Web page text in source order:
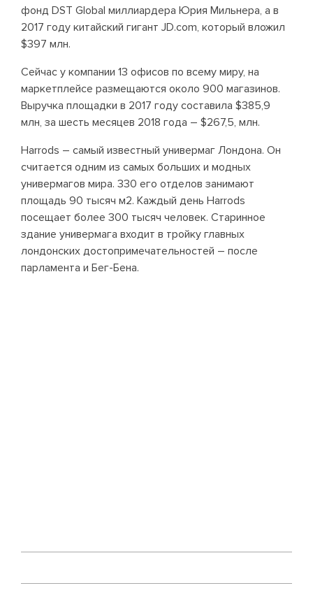
фонд DST Global миллиардера Юрия Мильнера, а в
2017 году китайский гигант JD.com, который вложил
$397 млн.
Сейчас у компании 13 офисов по всему миру, на
маркетплейсе размещаются около 900 магазинов.
Выручка площадки в 2017 году составила $385,9
млн, за шесть месяцев 2018 года – $267,5, млн.
Harrods – самый известный универмаг Лондона. Он
считается одним из самых больших и модных
универмагов мира. 330 его отделов занимают
площадь 90 тысяч м2. Каждый день Harrods
посещает более 300 тысяч человек. Старинное
здание универмага входит в тройку главных
лондонских достопримечательностей – после
парламента и Бег-Бена.